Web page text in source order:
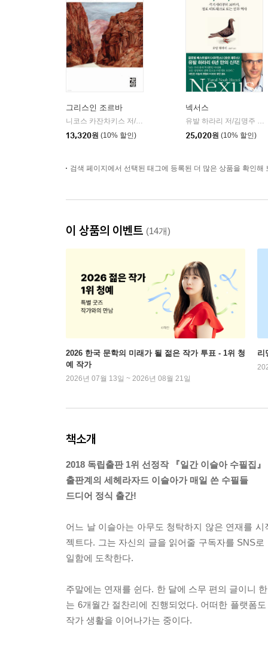
그리스인 조르바
니코스 카잔차키스 저/이윤기 역
열린책들
13,320원 (10% 할인)
넥서스
유발 하라리 저/김명주 역
25,020원 (10% 할인)
검색 페이지에서 선택된 태그에 등록된 더 많은 상품을 확인해
이 상품의 이벤트 (14개)
2026 한국 문학의 미래가 될 젊은 작가 투표 - 1위 청
예 작가
2026년 07월 13일 ~ 2026년 08월 21일
리
책소개
2018 독립출판 1위 선정작 『일간 이슬아 수필집』
출판계의 세헤라자드 이슬아가 매일 쓴 수필들
드디어 정식 출간!
어느 날 이슬아는 아무도 청탁하지 않은 연재를
젝트다. 그는 자신의 글을 읽어줄 구독자를 SNS
일함에 도착한다.
주말에는 연재를 쉰다. 한 달에 스무 편의 글이니
는 6개월간 절찬리에 진행되었다. 어떠한 플랫폼
작가 생활을 이어나가는 중이다.